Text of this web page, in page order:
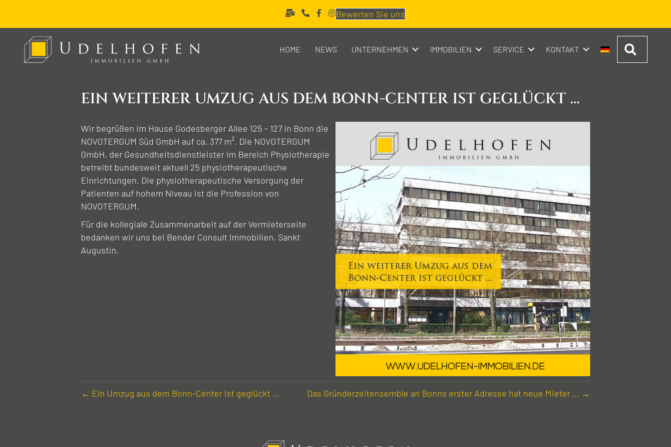
Bewerten Sie uns
HOME NEWS UNTERNEHMEN IMMOBILIEN SERVICE KONTAKT
EIN WEITERER UMZUG AUS DEM BONN-CENTER IST GEGLÜCKT …
Wir begrüßen im Hause Godesberger Allee 125 – 127 in Bonn die
NOVOTERGUM Süd GmbH auf ca. 377 m². Die NOVOTERGUM
GmbH, der Gesundheitsdienstleister im Bereich Physiotherapie
betreibt bundesweit aktuell 25 physiotherapeutische
Einrichtungen. Die physiotherapeutische Versorgung der
Patienten auf hohem Niveau ist die Profession von
NOVOTERGUM.
Für die kollegiale Zusammenarbeit auf der Vermieterseite
bedanken wir uns bei Bender Consult Immobilien, Sankt
Augustin.
← Ein Umzug aus dem Bonn-Center ist geglückt … Das Gründer­zeiten­semble an Bonns erster Adresse hat neue Mieter … →